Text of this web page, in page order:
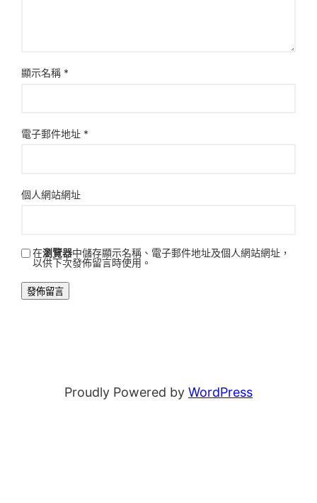
顯示名稱 *
電子郵件地址 *
個人網站網址
在瀏覽器中儲存顯示名稱、電子郵件地址及個人網站網址，
以供下次發佈留言時使用。
Proudly Powered by WordPress